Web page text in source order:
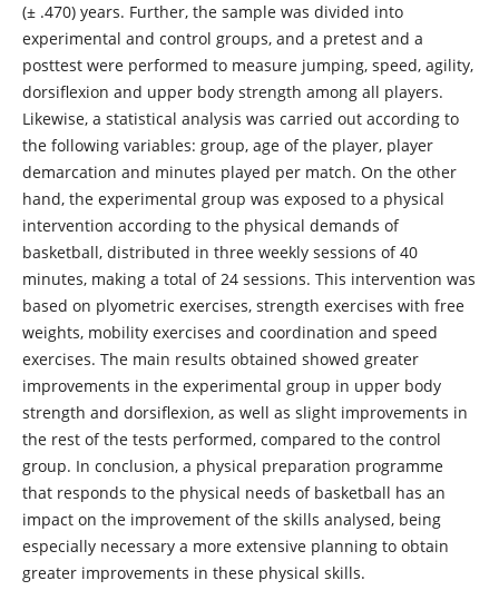
(± .470) years. Further, the sample was divided into
experimental and control groups, and a pretest and a
posttest were performed to measure jumping, speed, agility,
dorsiflexion and upper body strength among all players.
Likewise, a statistical analysis was carried out according to
the following variables: group, age of the player, player
demarcation and minutes played per match. On the other
hand, the experimental group was exposed to a physical
intervention according to the physical demands of
basketball, distributed in three weekly sessions of 40
minutes, making a total of 24 sessions. This intervention was
based on plyometric exercises, strength exercises with free
weights, mobility exercises and coordination and speed
exercises. The main results obtained showed greater
improvements in the experimental group in upper body
strength and dorsiflexion, as well as slight improvements in
the rest of the tests performed, compared to the control
group. In conclusion, a physical preparation programme
that responds to the physical needs of basketball has an
impact on the improvement of the skills analysed, being
especially necessary a more extensive planning to obtain
greater improvements in these physical skills.